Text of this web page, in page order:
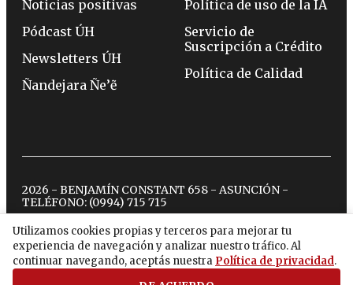
Utilizamos cookies propias y terceros para mejorar tu
experiencia de navegación y analizar nuestro tráfico. Al
continuar navegando, aceptás nuestra Política de privacidad.
Noticias positivas
Pódcast ÚH
Newsletters ÚH
Ñandejara Ñe’ẽ
Política de uso de la IA
Servicio de
Suscripción a Crédito
Política de Calidad
2026 - BENJAMÍN CONSTANT 658 - ASUNCIÓN -
TELÉFONO: (0994) 715 715
twitterinstagram
facebook
tiktokyoutubespotify